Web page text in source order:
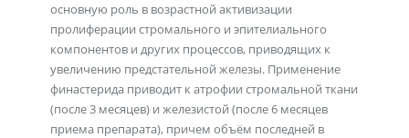
основную роль в возрастной активизации
пролиферации стромального и эпителиального
компонентов и других процессов, приводящих к
увеличению предстательной железы. Применение
финастерида приводит к атрофии стромальной ткани
(после 3 месяцев) и железистой (после 6 месяцев
приема препарата), причем объём последней в